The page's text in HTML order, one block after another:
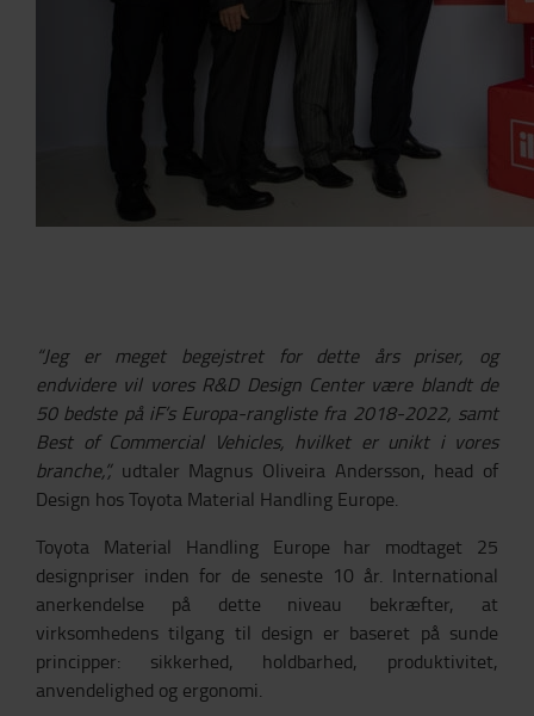
“Jeg er meget begejstret for dette års priser, og
endvidere vil vores R&D Design Center være blandt de
50 bedste på iF’s Europa-rangliste fra 2018-2022, samt
Best of Commercial Vehicles, hvilket er unikt i vores
branche,”,udtaler Magnus Oliveira Andersson, head of
Design hos Toyota Material Handling Europe.
Toyota Material Handling Europe har modtaget 25
designpriser inden for de seneste 10 år. International
anerkendelse på dette niveau bekræfter, at
virksomhedens tilgang til design er baseret på sunde
principper: sikkerhed, holdbarhed, produktivitet,
anvendelighed og ergonomi.